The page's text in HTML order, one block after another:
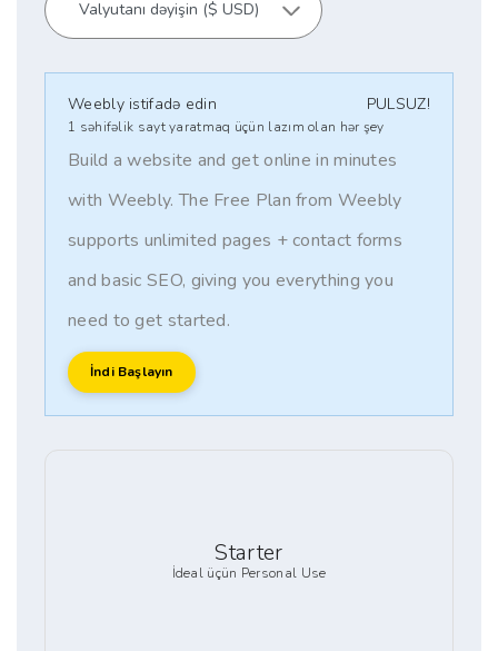
PULSUZ!
Weebly istifadə edin
1 səhifəlik sayt yaratmaq üçün lazım olan hər şey
Build a website and get online in minutes
with Weebly. The Free Plan from Weebly
supports unlimited pages + contact forms
and basic SEO, giving you everything you
need to get started.
İndi Başlayın
Starter
İdeal üçün Personal Use